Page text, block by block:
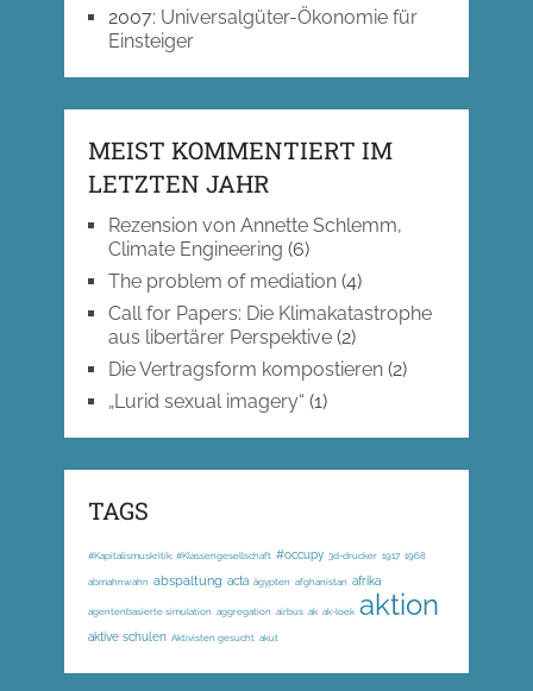
2007: Universalgüter-Ökonomie für
Einsteiger
MEIST KOMMENTIERT IM
LETZTEN JAHR
Rezension von Annette Schlemm,
Climate Engineering (6)
The problem of mediation(4)
Call for Papers: Die Klimakatastrophe
aus libertärer Perspektive(2)
Die Vertragsform kompostieren(2)
„Lurid sexual imagery“ (1)
TAGS
#Kapitalismuskritik; #Klassengesellschaft #occupy 3d-drucker 1917 1968
abmahnwahn abspaltung acta ägypten afghanistan afrika
agentenbasierte simulation aggregation airbus ak ak-loek aktion
aktive schulen Aktivisten gesucht akut